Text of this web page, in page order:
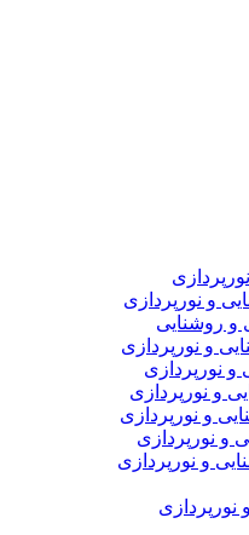
و نورپردازی
و روشنایی
و نورپردازی
و نورپردازی
و نورپردازی
و نورپردازی
و نورپردازی
و نورپردازی